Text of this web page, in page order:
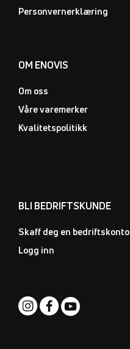
Personvernerklæring
OM ENOVIS
Om oss
Våre varemerker
Kvalitetspolitikk
BLI BEDRIFTSKUNDE
Skaff deg en bedriftskonto
Logg inn